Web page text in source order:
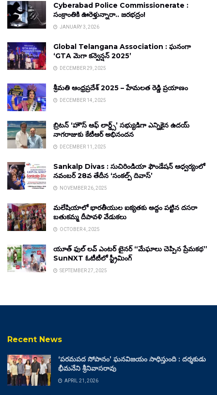
Cyberabad Police Commissionerate :
సంక్రాంతికి ఊరెళ్తున్నారా.. జరభద్రం!
JANUARY 3, 2026
Global Telangana Association : ఘనంగా
‘GTA మెగా కన్వెన్షన్ 2025’
DECEMBER 29, 2025
శ్రీమతి ఆంధ్రప్రదేశ్ 2025 – హేమలత రెడ్డి ప్రయాణం
DECEMBER 14, 2025
బ్రిటన్ ‘హౌస్ ఆఫ్ లార్డ్స్’ సభ్యుడిగా ఎన్నికైన ఉదయ్
నాగరాజుకు కేటీఆర్ అభినందన
DECEMBER 11, 2025
Sankalp Divas : సుచిరిండియా ఫౌండేషన్ ఆధ్వర్యంలో
నవంబర్ 28వ తేదీన ‘సంకల్ప్ దివాస్’
NOVEMBER 26, 2025
మలేషియాలో భారతీయుల ఐక్యతకు అద్దం పట్టిన దసరా
బతుకమ్మ దీపావళి వేడుకలు
OCTOBER 4, 2025
యూత్ ఫుల్ లవ్ ఎంటర్ టైనర్ “మేఘాలు చెప్పిన ప్రేమకథ”
SunNXT ఓటీటీలో స్ట్రీమింగ్
SEPTEMBER 27, 2025
Recent News
‘పరమపద సోపానం’ ఘనవిజయం సాధిస్తుంది : దర్శకుడు
భీమనేని శ్రీనివాసరావు
APRIL 21, 2026